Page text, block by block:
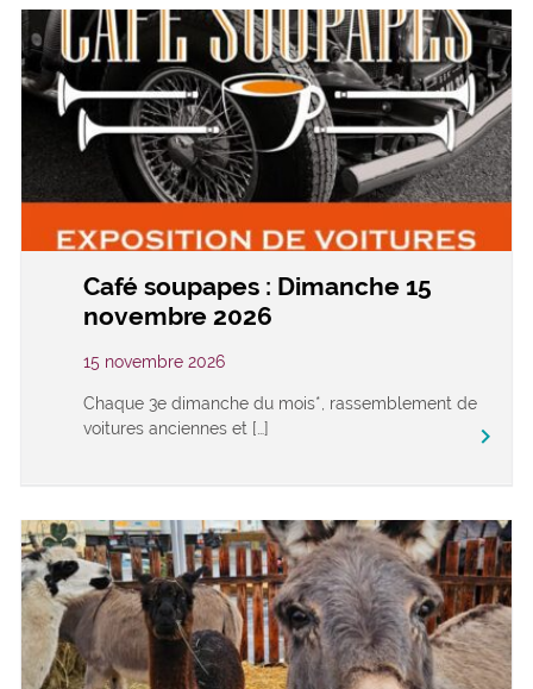
Café soupapes : Dimanche 15
novembre 2026
15 novembre 2026
Chaque 3e dimanche du mois*, rassemblement de
voitures anciennes et […]
keyboard_arrow_right